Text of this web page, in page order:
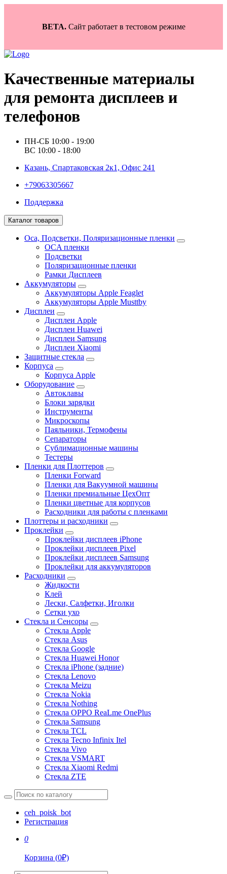
BETA.Сайт работает в тестовом режиме
Качественные материалы
для ремонта дисплеев и
телефонов
ПН-СБ 10:00 - 19:00
ВС 10:00 - 18:00
Казань, Спартаковская 2к1, Офис 241
+79063305667
Поддержка
Каталог товаров
Oca, Подсветки, Поляризационные пленки
OCA пленки
Подсветки
Поляризационные пленки
Рамки Дисплеев
Аккумуляторы
Аккумуляторы Apple Feaglet
Аккумуляторы Apple Musttby
Дисплеи
Дисплеи Apple
Дисплеи Huawei
Дисплеи Samsung
Дисплеи Xiaomi
Защитные стекла
Корпуса
Корпуса Apple
Оборудование
Автоклавы
Блоки зарядки
Инструменты
Микроскопы
Паяльники, Термофены
Сепараторы
Сублимационные машины
Тестеры
Пленки для Плоттеров
Пленки Forward
Пленки для Вакуумной машины
Пленки премиальные ЦехОпт
Пленки цветные для корпусов
Расходники для работы с пленками
Плоттеры и расходники
Проклейки
Проклейки дисплеев iPhone
Проклейки дисплеев Pixel
Проклейки дисплеев Samsung
Проклейки для аккумуляторов
Расходники
Жидкости
Клей
Лески, Салфетки, Иголки
Сетки ухо
Стекла и Сенсоры
Стекла Apple
Стекла Asus
Стекла Google
Стекла Huawei Honor
Стекла iPhone (задние)
Стекла Lenovo
Стекла Meizu
Стекла Nokia
Стекла Nothing
Стекла OPPO ReaLme OnePlus
Стекла Samsung
Стекла TCL
Стекла Tecno Infinix Itel
Стекла Vivo
Стекла VSMART
Стекла Xiaomi Redmi
Стекла ZTE
ceh_poisk_bot
Регистрация
0
Корзина (0₽)